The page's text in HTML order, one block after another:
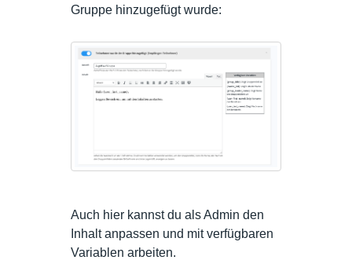
Gruppe hinzugefügt wurde:
Auch hier kannst du als Admin den
Inhalt anpassen und mit verfügbaren
Variablen arbeiten.